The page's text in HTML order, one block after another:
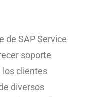
de SAP Service
soporte
los clientes
diversos